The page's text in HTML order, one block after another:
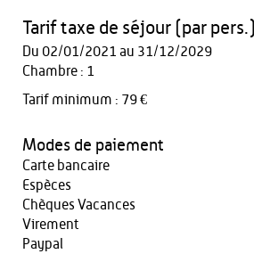
Tarif taxe de séjour (par pers.)
Du 02/01/2021 au 31/12/2029
Chambre : 1
Tarif minimum : 79 €
Modes de paiement
Carte bancaire
Espèces
Chèques Vacances
Virement
Paypal